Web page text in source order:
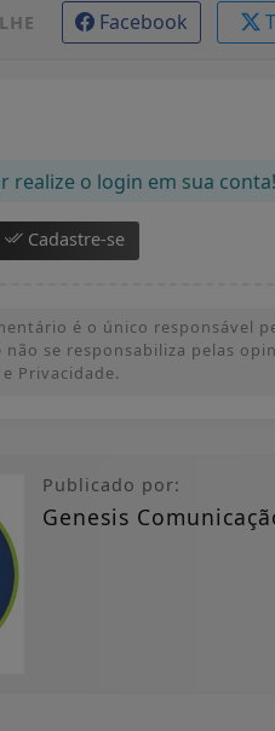
Facebook
realize o login em sua conta!
Cadastre-se
é o único responsável
não se responsabiliza pelas
Privacidade.
Publicado por:
Genesis